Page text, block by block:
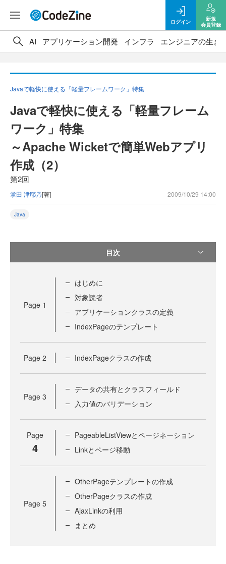
ログイン
新規
会員登録
AI アプリケーション開発 インフラ エンジニアの生き
Javaで軽快に使える「軽量フレームワーク」特集
Javaで軽快に使える「軽量フレーム
ワーク」特集
～Apache Wicketで簡単Webアプリ
作成（2）
第2回
掌田 津耶乃[著] 2009/10/29 14:00
Java
目次
Page 1
はじめに
対象読者
アプリケーションクラスの定義
IndexPageのテンプレート
Page 2 IndexPageクラスの作成
Page 3
データの共有とクラスフィールド
入力値のバリデーション
Page
4
PageableListViewとページネーション
Linkとページ移動
Page 5
OtherPageテンプレートの作成
OtherPageクラスの作成
AjaxLinkの利用
まとめ